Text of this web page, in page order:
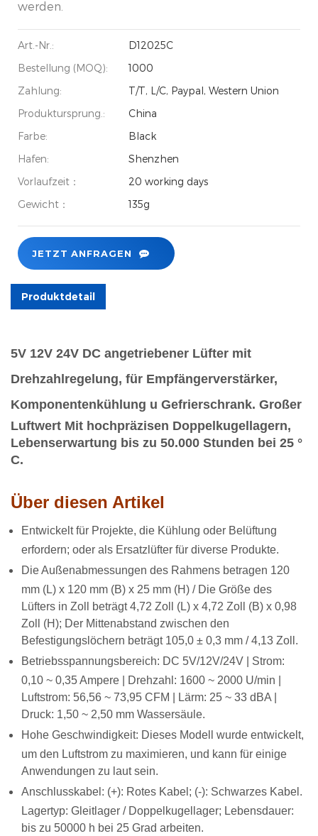
werden.
Art.-Nr.:
D12025C
Bestellung (MOQ):
1000
Zahlung:
T/T, L/C, Paypal, Western Union
Produktursprung.:
China
Farbe:
Black
Hafen:
Shenzhen
Vorlaufzeit：
20 working days
Gewicht：
135g
JETZT ANFRAGEN
Produktdetail
5V 12V 24V DC angetriebener Lüfter mit
Drehzahlregelung, für Empfängerverstärker,
Komponentenkühlung u Gefrierschrank. Großer
Luftwert Mit hochpräzisen Doppelkugellagern,
Lebenserwartung bis zu 50.000 Stunden bei 25 °
C.
Über diesen Artikel
Entwickelt für Projekte, die Kühlung oder Belüftung
erfordern; oder als Ersatzlüfter für diverse Produkte.
Die Außenabmessungen des Rahmens betragen 120
mm (L) x 120 mm (B) x 25 mm (H) / Die Größe des
Lüfters in Zoll beträgt 4,72 Zoll (L) x 4,72 Zoll (B) x 0,98
Zoll (H); Der Mittenabstand zwischen den
Befestigungslöchern beträgt 105,0 ± 0,3 mm / 4,13 Zoll.
Betriebsspannungsbereich: DC 5V/12V/24V | Strom:
0,10 ~ 0,35 Ampere | Drehzahl: 1600 ~ 2000 U/min |
Luftstrom: 56,56 ~ 73,95 CFM | Lärm: 25 ~ 33 dBA |
Druck: 1,50 ~ 2,50 mm Wassersäule.
Hohe Geschwindigkeit: Dieses Modell wurde entwickelt,
um den Luftstrom zu maximieren, und kann für einige
Anwendungen zu laut sein.
Anschlusskabel: (+): Rotes Kabel; (-): Schwarzes Kabel.
Lagertyp: Gleitlager / Doppelkugellager; Lebensdauer:
bis zu 50000 h bei 25 Grad arbeiten.